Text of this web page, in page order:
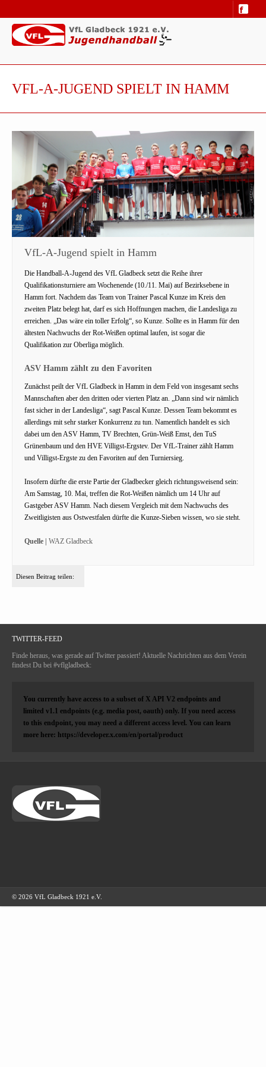
VFL-A-JUGEND SPIELT IN HAMM
VfL-A-Jugend spielt in Hamm
Die Handball-A-Jugend des VfL Gladbeck setzt die Reihe ihrer
Qualifikationsturniere am Wochenende (10./11. Mai) auf Bezirksebene in
Hamm fort. Nachdem das Team von Trainer Pascal Kunze im Kreis den
zweiten Platz belegt hat, darf es sich Hoffnungen machen, die Landesliga zu
erreichen. „Das wäre ein toller Erfolg“, so Kunze. Sollte es in Hamm für den
ältesten Nachwuchs der Rot-Weißen optimal laufen, ist sogar die
Qualifikation zur Oberliga möglich.
ASV Hamm zählt zu den Favoriten
Zunächst peilt der VfL Gladbeck in Hamm in dem Feld von insgesamt sechs
Mannschaften aber den dritten oder vierten Platz an. „Dann sind wir nämlich
fast sicher in der Landesliga“, sagt Pascal Kunze. Dessen Team bekommt es
allerdings mit sehr starker Konkurrenz zu tun. Namentlich handelt es sich
dabei um den ASV Hamm, TV Brechten, Grün-Weiß Emst, den TuS
Grünenbaum und den HVE Villigst-Ergstev. Der VfL-Trainer zählt Hamm
und Villigst-Ergste zu den Favoriten auf den Turniersieg.
Insofern dürfte die erste Partie der Gladbecker gleich richtungsweisend sein:
Am Samstag, 10. Mai, treffen die Rot-Weißen nämlich um 14 Uhr auf
Gastgeber ASV Hamm. Nach diesem Vergleich mit dem Nachwuchs des
Zweitligisten aus Ostwestfalen dürfte die Kunze-Sieben wissen, wo sie steht.
Quelle | WAZ Gladbeck
Diesen Beitrag teilen:
TWITTER-FEED
Finde heraus, was gerade auf Twitter passiert! Aktuelle Nachrichten aus dem Verein
findest Du bei #vflgladbeck:
You currently have access to a subset of X API V2 endpoints and
limited v1.1 endpoints (e.g. media post, oauth) only. If you need access
to this endpoint, you may need a different access level. You can learn
more here: https://developer.x.com/en/portal/product
© 2026 VfL Gladbeck 1921 e.V.